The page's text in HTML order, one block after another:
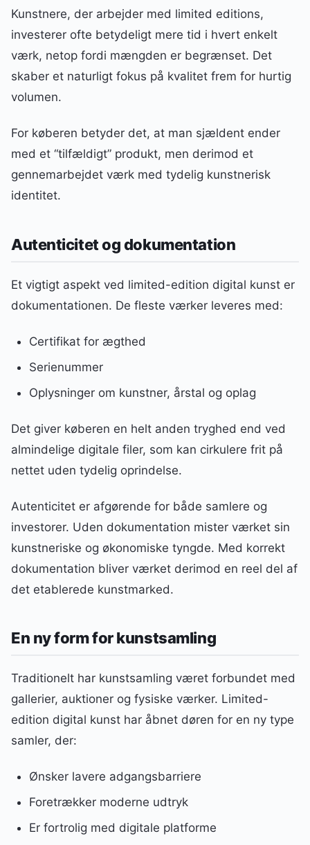
Kunstnere, der arbejder med limited editions,
investerer ofte betydeligt mere tid i hvert enkelt
værk, netop fordi mængden er begrænset. Det
skaber et naturligt fokus på kvalitet frem for hurtig
volumen.
For køberen betyder det, at man sjældent ender
med et “tilfældigt” produkt, men derimod et
gennemarbejdet værk med tydelig kunstnerisk
identitet.
Autenticitet og dokumentation
Et vigtigt aspekt ved limited-edition digital kunst er
dokumentationen. De fleste værker leveres med:
Certifikat for ægthed
Serienummer
Oplysninger om kunstner, årstal og oplag
Det giver køberen en helt anden tryghed end ved
almindelige digitale filer, som kan cirkulere frit på
nettet uden tydelig oprindelse.
Autenticitet er afgørende for både samlere og
investorer. Uden dokumentation mister værket sin
kunstneriske og økonomiske tyngde. Med korrekt
dokumentation bliver værket derimod en reel del af
det etablerede kunstmarked.
En ny form for kunstsamling
Traditionelt har kunstsamling været forbundet med
gallerier, auktioner og fysiske værker. Limited-
edition digital kunst har åbnet døren for en ny type
samler, der:
Ønsker lavere adgangsbarriere
Foretrækker moderne udtryk
Er fortrolig med digitale platforme